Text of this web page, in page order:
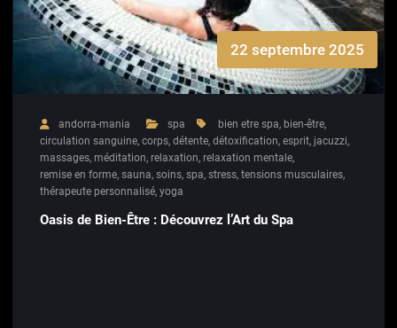
22 septembre 2025
andorra-mania spa bien etre spa, bien-être,
circulation sanguine, corps, détente, détoxification, esprit, jacuzzi,
massages, méditation, relaxation, relaxation mentale,
remise en forme, sauna, soins, spa, stress, tensions musculaires,
thérapeute personnalisé, yoga
Oasis de Bien-Être : Découvrez l’Art du Spa